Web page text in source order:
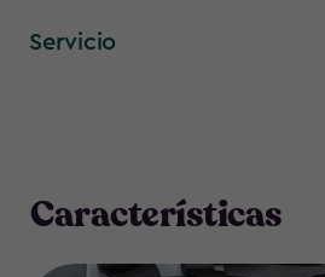
Servicio
Características